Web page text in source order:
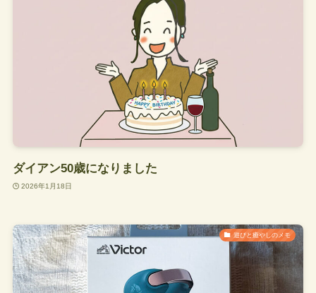
ダイアン50歳になりました
2026年1月18日
遊びと癒やしのメモ